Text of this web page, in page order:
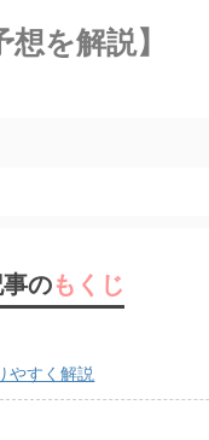
を解説】
のもくじ
やすく解説